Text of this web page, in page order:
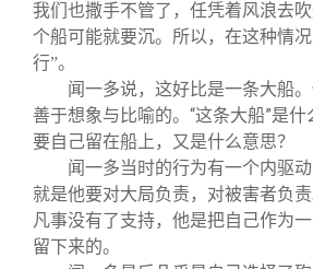
我们也撒手不管了，任凭着风浪去
个船可能就要沉。所以，在这种情
行”。
闻一多说，这好比是一条大船
善于想象与比喻的。“这条大船”是
要自己留在船上，又是什么意思？
闻一多当时的行为有一个内驱
就是他要对大局负责，对被害者负责
凡事没有了支持，他是把自己作为一
留下来的。